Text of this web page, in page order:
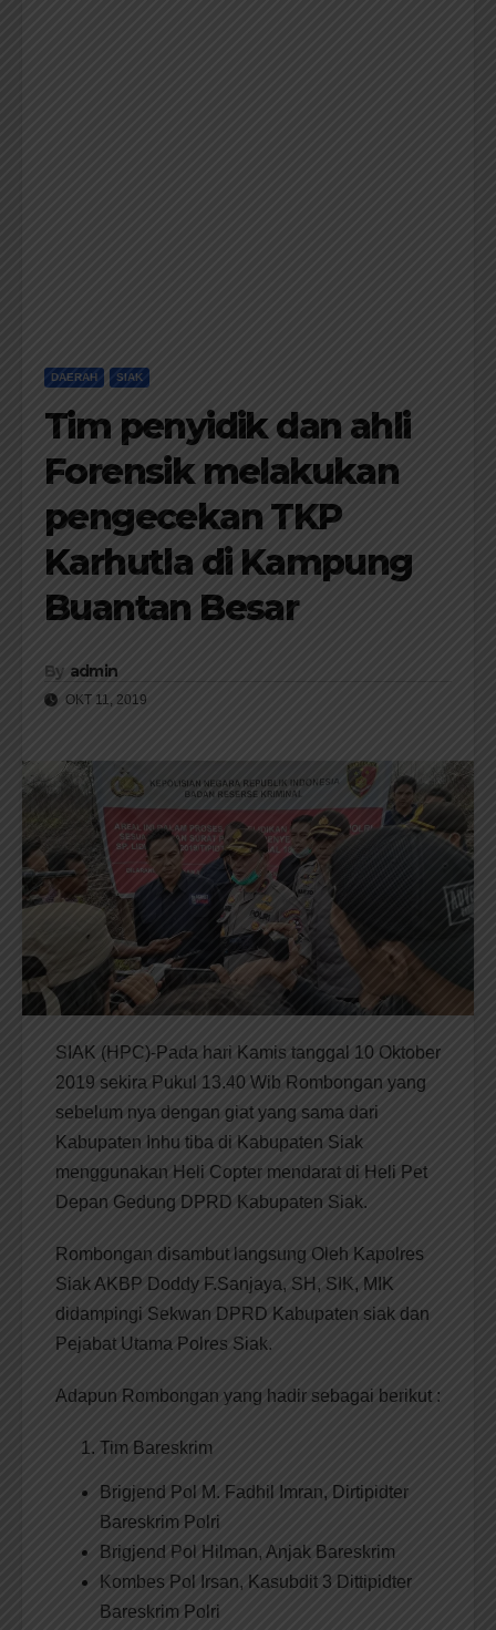
DAERAH SIAK
Tim penyidik dan ahli
Forensik melakukan
pengecekan TKP
Karhutla di Kampung
Buantan Besar
By admin
OKT 11, 2019
SIAK (HPC)-Pada hari Kamis tanggal 10 Oktober
2019 sekira Pukul 13.40 Wib Rombongan yang
sebelum nya dengan giat yang sama dari
Kabupaten Inhu tiba di Kabupaten Siak
menggunakan Heli Copter mendarat di Heli Pet
Depan Gedung DPRD Kabupaten Siak.
Rombongan disambut langsung Oleh Kapolres
Siak AKBP Doddy F.Sanjaya, SH, SIK, MIK
didampingi Sekwan DPRD Kabupaten siak dan
Pejabat Utama Polres Siak.
Adapun Rombongan yang hadir sebagai berikut :
Tim Bareskrim
Brigjend Pol M. Fadhil Imran, Dirtipidter
Bareskrim Polri
Brigjend Pol Hilman, Anjak Bareskrim
Kombes Pol Irsan, Kasubdit 3 Dittipidter
Bareskrim Polri